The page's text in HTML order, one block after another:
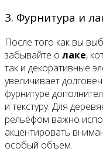
3. Фурнитура и
После того как вы
забывайте о лаке,
так и декоративные
увеличивает
фурнитуре
и текстуру. Для
рельефом важно
акцентировать
особый объем.